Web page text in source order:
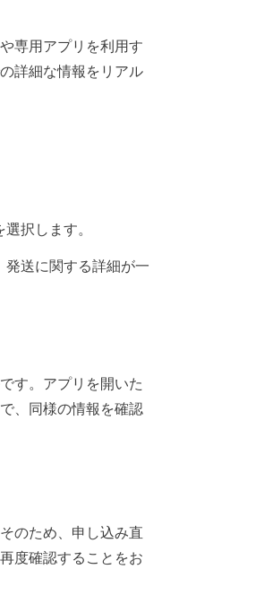
専用アプリを利用す
詳細な情報をリアル
択します。
発送に関する詳細が一
す。アプリを開いた
、同様の情報を確認
のため、申し込み直
度確認することをお